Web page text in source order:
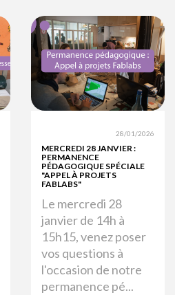
28/01/2026
MERCREDI 28 JANVIER :
PERMANENCE
PÉDAGOGIQUE SPÉCIALE
"APPEL À PROJETS
FABLABS"
Le mercredi 28
janvier de 14h à
15h15, venez poser
vos questions à
l'occasion de notre
permanence pé...